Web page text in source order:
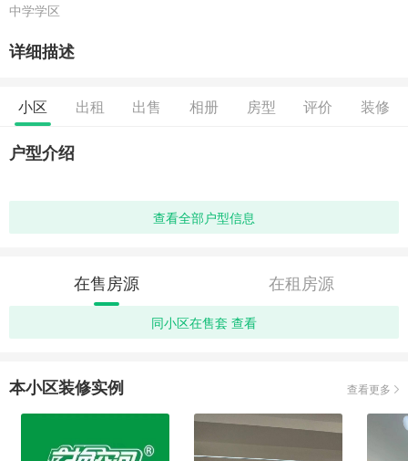
中学学区
详细描述
小区 出租 出售 相册 房型 评价 装修
户型介绍
查看全部户型信息
在售房源 在租房源
同小区在售套 查看
本小区装修实例 查看更多